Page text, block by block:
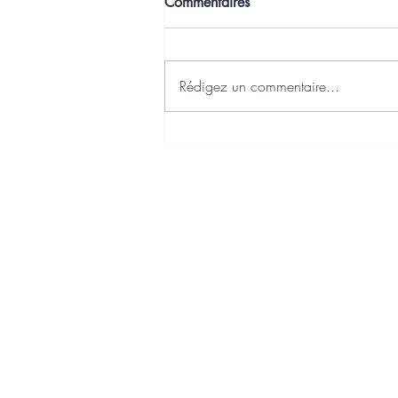
Rédigez un commentaire...